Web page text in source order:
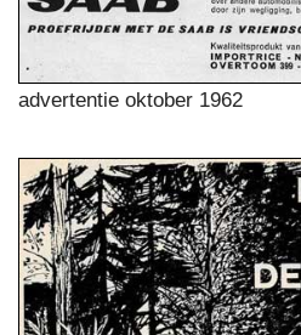
advertentie oktober 1962